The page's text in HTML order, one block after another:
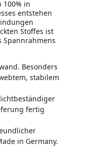
in
entstehen
Stoffes ist
Spannrahmens
Besonders
stabilem
fertig
in Germany.